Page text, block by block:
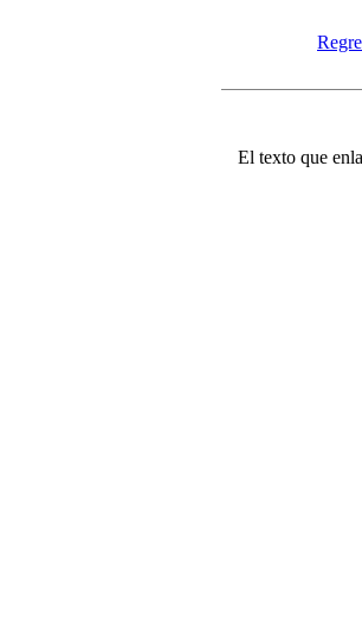
El texto que